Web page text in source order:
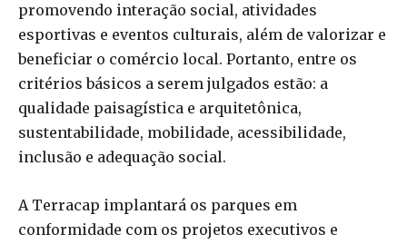
promovendo interação social, atividades
esportivas e eventos culturais, além de valorizar e
beneficiar o comércio local. Portanto, entre os
critérios básicos a serem julgados estão: a
qualidade paisagística e arquitetônica,
sustentabilidade, mobilidade, acessibilidade,
inclusão e adequação social.
A Terracap implantará os parques em
conformidade com os projetos executivos e